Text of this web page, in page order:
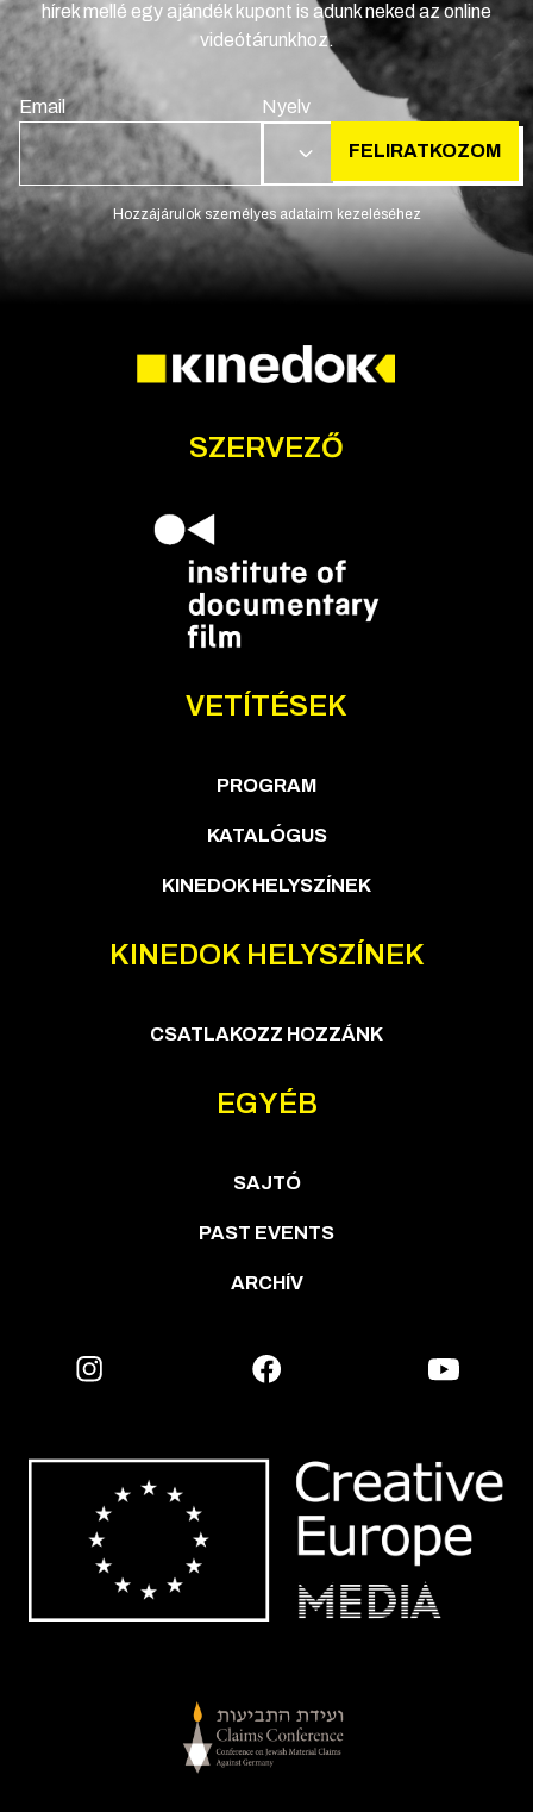
hírek mellé egy ajándék kupont is adunk neked az online
videótárunkhoz.
Email Nyelv
HU FELIRATKOZOM
Hozzájárulok személyes adataim kezeléséhez
SZERVEZŐ
VETÍTÉSEK
PROGRAM
KATALÓGUS
KINEDOK HELYSZÍNEK
KINEDOK HELYSZÍNEK
CSATLAKOZZ HOZZÁNK
EGYÉB
SAJTÓ
PAST EVENTS
ARCHÍV